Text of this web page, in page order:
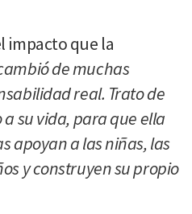
impacto que la
de muchas
real. Trato de
su vida, para que ella
apoyan a las niñas, las
y construyen su propio